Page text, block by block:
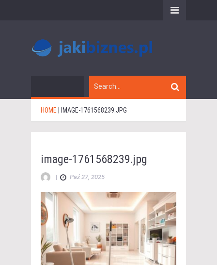
HOME IMAGE-1761568239.JPG
image-1761568239.jpg
| Paź 27, 2025